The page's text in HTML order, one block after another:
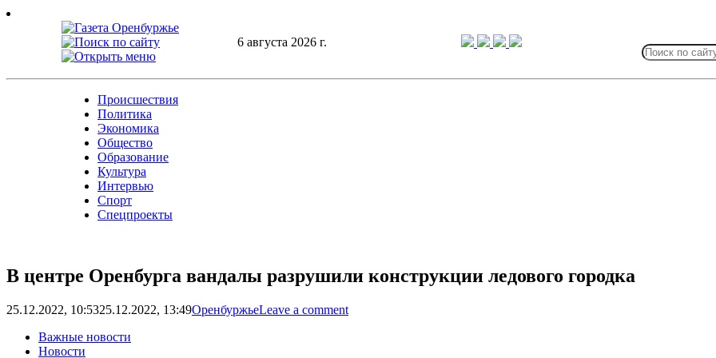
Skip
6 августа 2026 г.
for:
Происшествия
Политика
Экономика
Общество
Образование
Культура
Интервью
Спорт
Спецпроекты
В центре Оренбурга вандалы разрушили конструкции ледового городка
25.12.2022, 10:5325.12.2022, 13:49ОренбуржьеLeave a comment
Важные новости
Новости